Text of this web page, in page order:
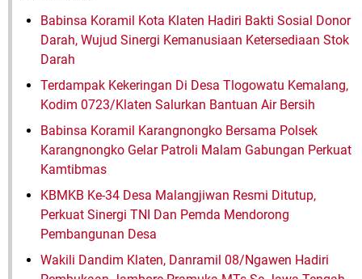
Babinsa Koramil Kota Klaten Hadiri Bakti Sosial Donor
Darah, Wujud Sinergi Kemanusiaan Ketersediaan Stok
Darah
Terdampak Kekeringan Di Desa Tlogowatu Kemalang,
Kodim 0723/Klaten Salurkan Bantuan Air Bersih
Babinsa Koramil Karangnongko Bersama Polsek
Karangnongko Gelar Patroli Malam Gabungan Perkuat
Kamtibmas
KBMKB Ke-34 Desa Malangjiwan Resmi Ditutup,
Perkuat Sinergi TNI Dan Pemda Mendorong
Pembangunan Desa
Wakili Dandim Klaten, Danramil 08/Ngawen Hadiri